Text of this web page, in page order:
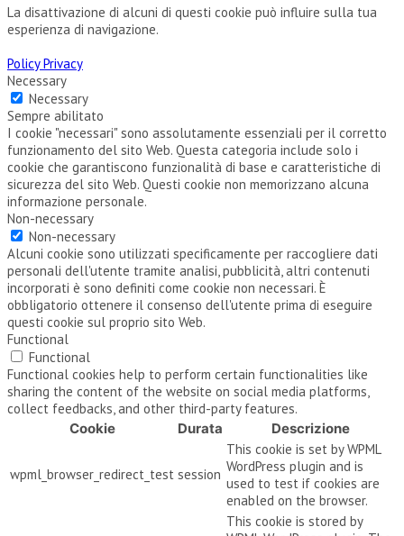
La disattivazione di alcuni di questi cookie può influire sulla tua
esperienza di navigazione.
Policy Privacy
Necessary
Necessary
Sempre abilitato
I cookie "necessari" sono assolutamente essenziali per il corretto
funzionamento del sito Web. Questa categoria include solo i
cookie che garantiscono funzionalità di base e caratteristiche di
sicurezza del sito Web. Questi cookie non memorizzano alcuna
informazione personale.
Non-necessary
Non-necessary
Alcuni cookie sono utilizzati specificamente per raccogliere dati
personali dell'utente tramite analisi, pubblicità, altri contenuti
incorporati è sono definiti come cookie non necessari. È
obbligatorio ottenere il consenso dell'utente prima di eseguire
questi cookie sul proprio sito Web.
Functional
Functional
Functional cookies help to perform certain functionalities like
sharing the content of the website on social media platforms,
collect feedbacks, and other third-party features.
Cookie
Durata Descrizione
wpml_browser_redirect_test session
This cookie is set by WPML
WordPress plugin and is
used to test if cookies are
enabled on the browser.
This cookie is stored by